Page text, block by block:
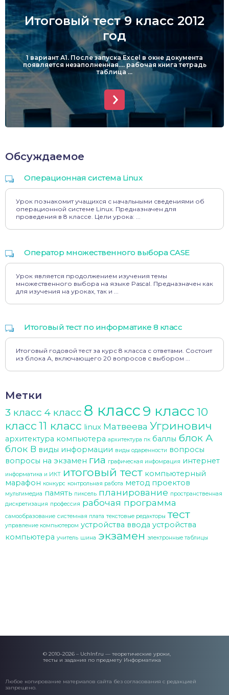
Итоговый тест 9 класс 2012
год
1 вариант А1. После запуска Excel в окне документа
появляется незаполненная…. рабочая книга тетрадь
таблица ...
Обсуждаемое
Операционная система Linux
Урок познакомит учащихся с начальными сведениями об
операционной системе Linux. Предназначен для
проведения в 8 классе. Цели урока: ...
Оператор множественного выбора CASE
Урок является продолжением изучения темы
множественного выбора на языке Pascal. Предназначен как
для изучения на уроках, так и ...
Итоговый тест по информатике 8 класс
Итоговый годовой тест за курс 8 класса с ответами. Состоит
из блока А, включающего 20 вопросов с выбором ...
Метки
3 класс 4 класс 8 класс9 класс10
класс11 класс linux Матвеева Угринович
архитектура компьютера архитектура пк баллы блок А
блок В виды информации виды одаренности вопросы
вопросы на экзамен гиа графическая инфомрация интернет
информатика и ИКТ итоговый тест компьютерный
марафон конкурс контрольная работа метод проектов
мультимедиа память пиксель планирование пространственная
дискретизация профессия рабочая программа
самообразование системная плата текстовые редакторы тест
управление компьютером устройства ввода устройства
компьютера учитель шина экзамен электронные таблицы
© 2010–2026 – UchInf.ru — теоретические уроки,
тесты и задания по предмету Информатика
Любое копирование материалов сайта без согласования с редакцией
запрещено.